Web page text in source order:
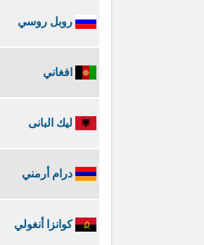
روبل روسي
افغاني
ليك البانى
درام أرمني
كوانزا أنغولي